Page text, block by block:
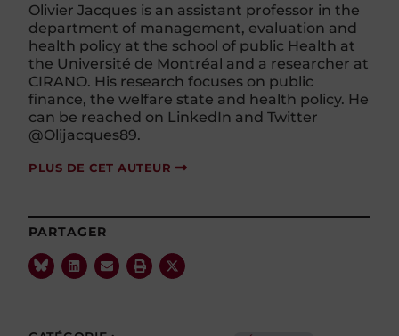
Olivier Jacques is an assistant professor in the
department of management, evaluation and
health policy at the school of public Health at
the Université de Montréal and a researcher at
CIRANO. His research focuses on public
finance, the welfare state and health policy. He
can be reached on LinkedIn and Twitter
@Olijacques89.
PLUS DE CET AUTEUR
PARTAGER